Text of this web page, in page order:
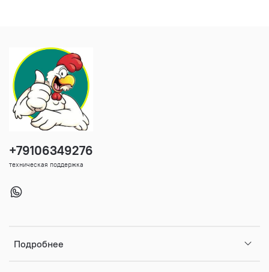
Подробнее
+79106349276
техническая поддержка